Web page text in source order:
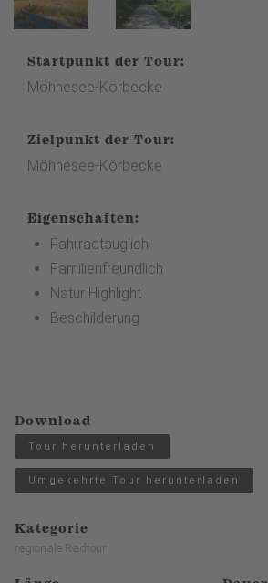
Startpunkt der Tour:
Möhnesee-Körbecke
Zielpunkt der Tour:
Möhnesee-Körbecke
Eigenschaften:
Fahrradtauglich
Familienfreundlich
Natur Highlight
Beschilderung
Download
Tour herunterladen
Umgekehrte Tour herunterladen
Kategorie
regionale Radtour